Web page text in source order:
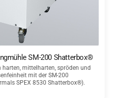
SM-200 Shatterbox®
harten, mittelharten, spröden und
mit der SM-200
SPEX 8530 Shatterbox®).